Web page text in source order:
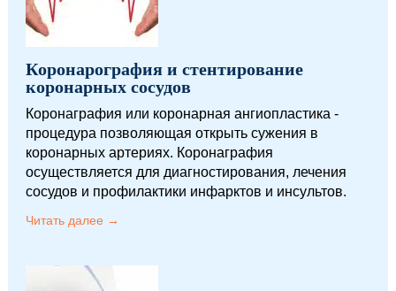
Коронарография и стентирование
коронарных сосудов
Коронаграфия или коронарная ангиопластика -
процедура позволяющая открыть сужения в
коронарных артериях. Коронаграфия
осуществляется для диагностирования, лечения
сосудов и профилактики инфарктов и инсультов.
Читать далее →